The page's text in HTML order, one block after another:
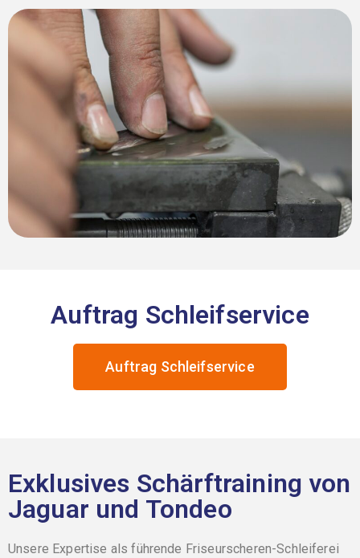
Auftrag Schleifservice
Auftrag Schleifservice
Exklusives Schärftraining von
Jaguar und Tondeo
Unsere Expertise als führende Friseurscheren-Schleiferei